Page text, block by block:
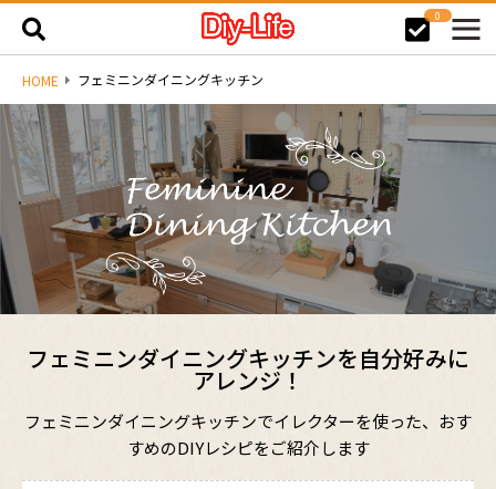
0
HOME フェミニンダイニングキッチン
フェミニンダイニングキッチンを自分好みに
アレンジ！
フェミニンダイニングキッチンでイレクターを使った、おす
すめのDIYレシピをご紹介します